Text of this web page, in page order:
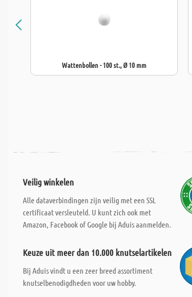
Wattenbollen - 100 st., Ø 10 mm
Veilig winkelen
Alle dataverbindingen zijn veilig met een SSL
certificaat versleuteld. U kunt zich ook met
Amazon, Facebook of Google bij Aduis aanmelden.
Keuze uit meer dan 10.000 knutselartikelen
Bij Aduis vindt u een zeer breed assortiment
knutselbenodigdheden voor uw hobby.